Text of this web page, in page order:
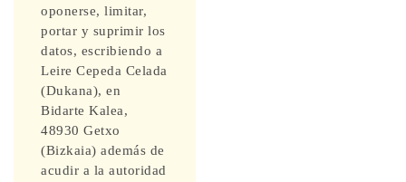
oponerse, limitar,
portar y suprimir los
datos, escribiendo a
Leire Cepeda Celada
(Dukana), en
Bidarte Kalea,
48930 Getxo
(Bizkaia) además de
acudir a la autoridad